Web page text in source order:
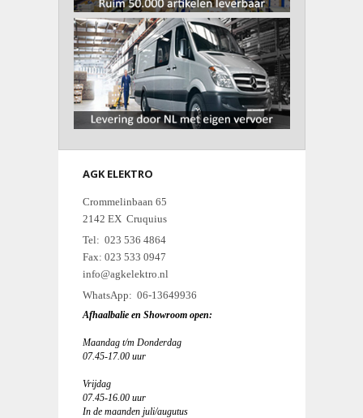
AGK ELEKTRO
Crommelinbaan 65
2142 EX Cruquius
Tel: 023 536 4864
Fax: 023 533 0947
info@agkelektro.nl
WhatsApp: 06-13649936
Afhaalbalie en Showroom open:
Maandag t/m Donderdag
07.45-17.00 uur
Vrijdag
07.45-16.00 uur
In de maanden juli/augutus